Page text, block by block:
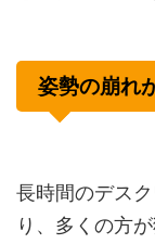
姿勢の崩れ
長時間のデス
り、多くの方